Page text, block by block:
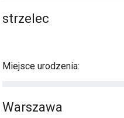
strzelec
Miejsce urodzenia:
Warszawa